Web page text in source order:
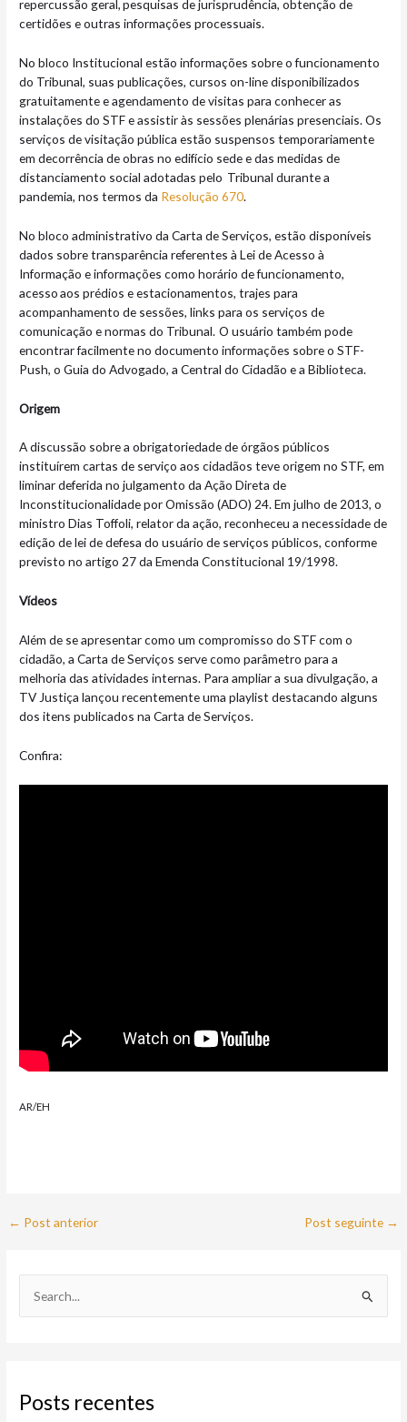
repercussão geral, pesquisas de jurisprudência, obtenção de
certidões e outras informações processuais.
No bloco Institucional estão informações sobre o funcionamento
do Tribunal, suas publicações, cursos on-line disponibilizados
gratuitamente e agendamento de visitas para conhecer as
instalações do STF e assistir às sessões plenárias presenciais. Os
serviços de visitação pública estão suspensos temporariamente
em decorrência de obras no edifício sede e das medidas de
distanciamento social adotadas pelo Tribunal durante a
pandemia, nos termos da Resolução 670.
No bloco administrativo da Carta de Serviços, estão disponíveis
dados sobre transparência referentes à Lei de Acesso à
Informação e informações como horário de funcionamento,
acesso aos prédios e estacionamentos, trajes para
acompanhamento de sessões, links para os serviços de
comunicação e normas do Tribunal. O usuário também pode
encontrar facilmente no documento informações sobre o STF-
Push, o Guia do Advogado, a Central do Cidadão e a Biblioteca.
Origem
A discussão sobre a obrigatoriedade de órgãos públicos
instituírem cartas de serviço aos cidadãos teve origem no STF, em
liminar deferida no julgamento da Ação Direta de
Inconstitucionalidade por Omissão (ADO) 24. Em julho de 2013, o
ministro Dias Toffoli, relator da ação, reconheceu a necessidade de
edição de lei de defesa do usuário de serviços públicos, conforme
previsto no artigo 27 da Emenda Constitucional 19/1998.
Vídeos
Além de se apresentar como um compromisso do STF com o
cidadão, a Carta de Serviços serve como parâmetro para a
melhoria das atividades internas. Para ampliar a sua divulgação, a
TV Justiça lançou recentemente uma playlist destacando alguns
dos itens publicados na Carta de Serviços.
Confira:
AR/EH
← Post anterior Post seguinte →
u
Posts recentes